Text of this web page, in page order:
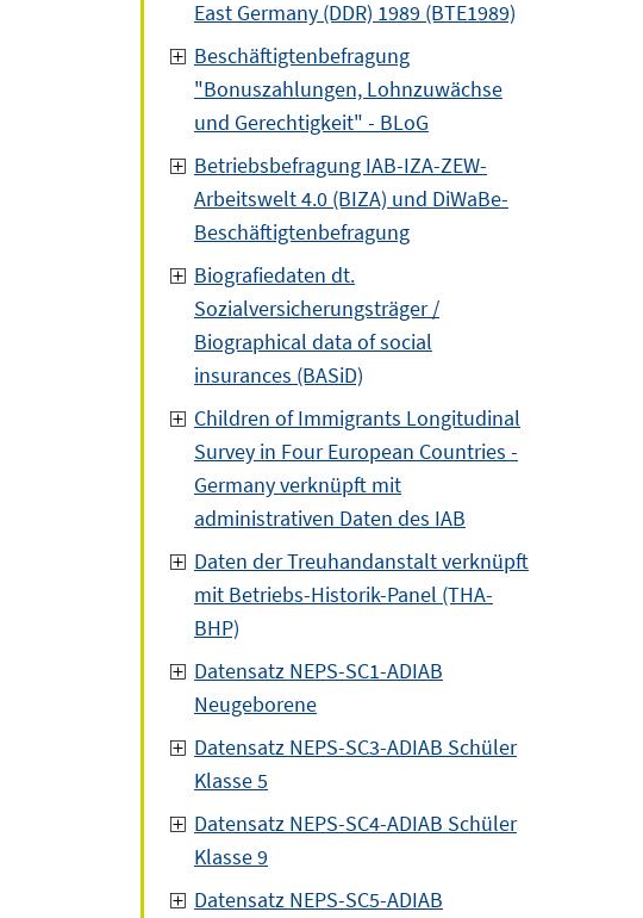
East Germany (DDR) 1989 (BTE1989)
Beschäftigtenbefragung
"Bonuszahlungen, Lohnzuwächse
und Gerechtigkeit" - BLoG
Betriebsbefragung IAB-IZA-ZEW-
Arbeitswelt 4.0 (BIZA) und DiWaBe-
Beschäftigtenbefragung
Biografiedaten dt.
Sozialversicherungsträger /
Biographical data of social
insurances (BASiD)
Children of Immigrants Longitudinal
Survey in Four European Countries -
Germany verknüpft mit
administrativen Daten des IAB
Daten der Treuhandanstalt verknüpft
mit Betriebs-Historik-Panel (THA-
BHP)
Datensatz NEPS-SC1-ADIAB
Neugeborene
Datensatz NEPS-SC3-ADIAB Schüler
Klasse 5
Datensatz NEPS-SC4-ADIAB Schüler
Klasse 9
Datensatz NEPS-SC5-ADIAB